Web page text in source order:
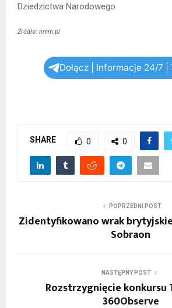
Dziedzictwa Narodowego.
Źródło: nmm.pl
Dołącz | Informacje 24/7 |
SHARE 0 0
POPRZEDNI POST
Zidentyfikowano wrak
Sobraon
NASTĘPNY POST
Rozstrzygnięcie konkursu
360Observe